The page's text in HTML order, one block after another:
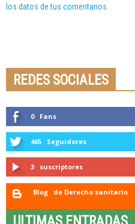
los datos de tus comentarios.
REDES SOCIALES
0 Fans
465 Seguidores
3 suscriptores
Blog de Derecho sanitario